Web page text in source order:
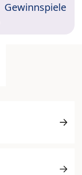
Gewinnspiele